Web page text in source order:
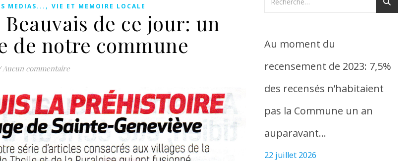
MEDIAS... , VIE ET MEMOIRE LOCALE
de ce jour: un
de notre commune
Aucun commentaire
Au moment du
recensement de 2023: 7,5%
des recensés n’habitaient
pas la Commune un an
auparavant…
22 juillet 2026